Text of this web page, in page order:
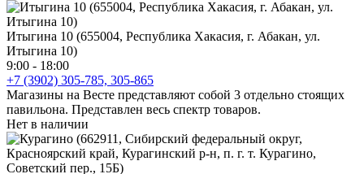
Итыгина 10 (655004, Республика Хакасия, г. Абакан, ул.
Итыгина 10)
9:00 - 18:00
+7 (3902) 305-785, 305-865
Магазины на Весте представляют собой 3 отдельно стоящих
павильона. Представлен весь спектр товаров.
Нет в наличии